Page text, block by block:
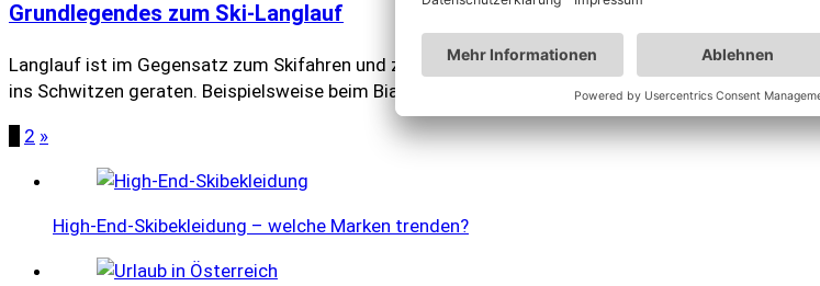
Grundlegendes zum Ski-Langlauf
Langlauf ist im Gegensatz zum Skifahren und zum Snowboarden sehr viel ruhiger und evtl. eher
ins Schwitzen geraten. Beispielsweise beim Biathlon, bei
Seitennummerierung
der
Beiträge
2 »
High-End-Skibekleidung – welche Marken trenden?